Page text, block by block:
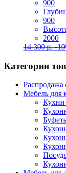
900
900
2000
14 300р. -
Категории
Распродажа
Мебель для
Кухни